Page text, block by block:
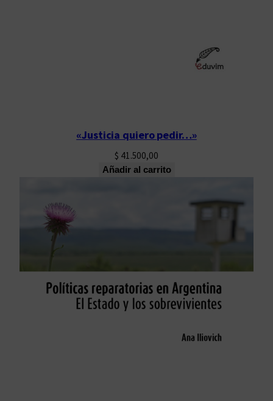
«Justicia quiero pedir…»
$ 41.500,00
Añadir al carrito